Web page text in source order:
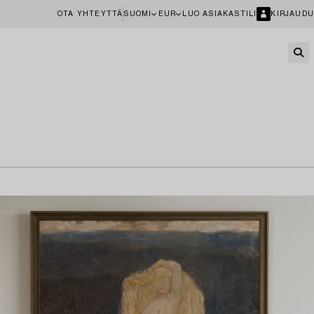
OTA YHTEYTTÄ SUOMI EUR LUO ASIAKASTILI KIRJAUDU